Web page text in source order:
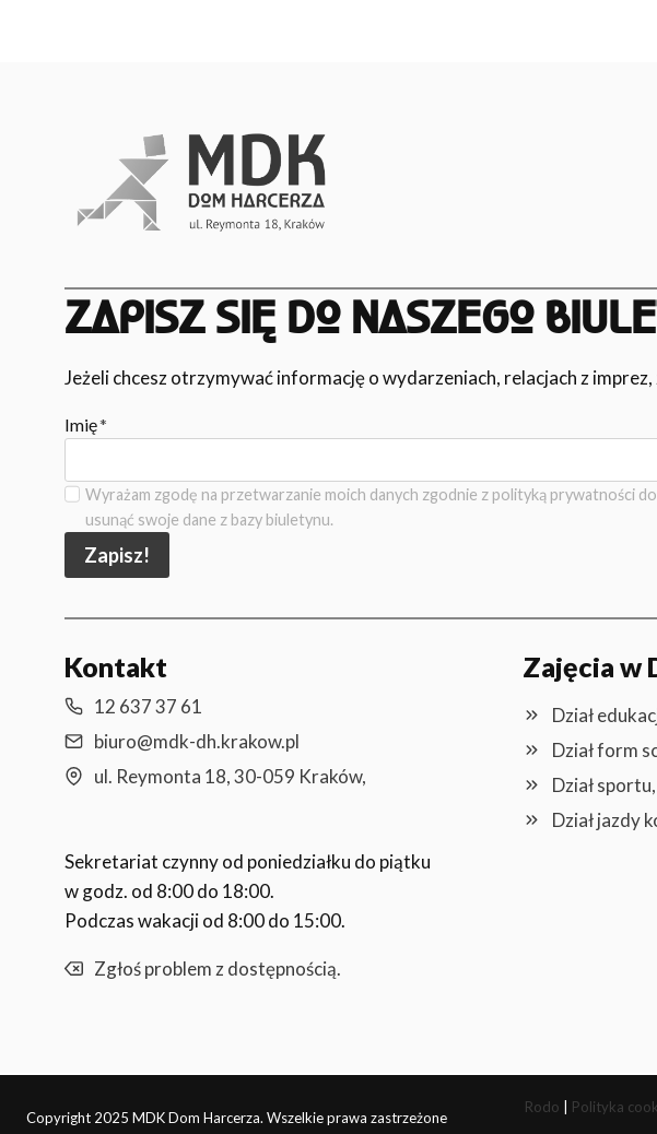
ZAPISZ SIĘ DO NASZEGO
Jeżeli chcesz otrzymywać informację o wydarzeniach, relacjach z imprez,
Imię*
Wyrażam zgodę na przetwarzanie moich danych zgodnie z polityką prywatności
usunąć swoje dane z bazy biuletynu.
Zapisz!
Kontakt
12 637 37 61
biuro@mdk-dh.krakow.pl
ul. Reymonta 18, 30-059 Kraków,
Sekretariat czynny od poniedziałku do piątku
w godz. od 8:00 do 18:00.
Podczas wakacji od 8:00 do 15:00.
Zgłoś problem z dostępnością.
Zajęcia w
Dział
Dział form
Dział
Dział jazdy
Copyright 2025 MDK Dom Harcerza. Wszelkie prawa zastrzeżone
Rodo Polityka